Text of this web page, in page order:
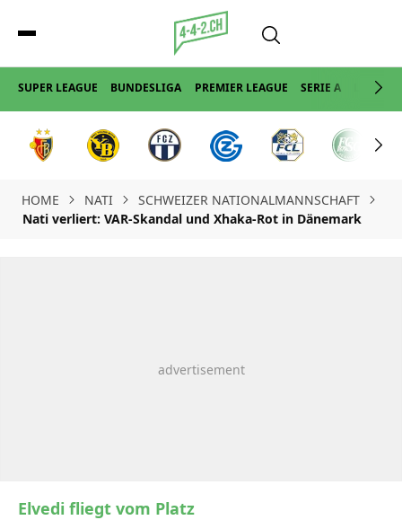
SUPER LEAGUE BUNDESLIGA PREMIER LEAGUE SERIE A LA LIGA
HOME NATI
SCHWEIZER NATIONALMANNSCHAFT
Nati verliert: VAR-Skandal und Xhaka-Rot in Dänemark
Elvedi fliegt vom Platz